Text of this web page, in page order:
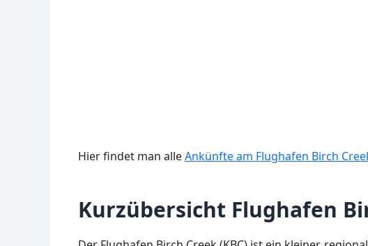
Hier findet man alleAnkünfte am Flughafen Birch
Kurzübersicht Flughafen